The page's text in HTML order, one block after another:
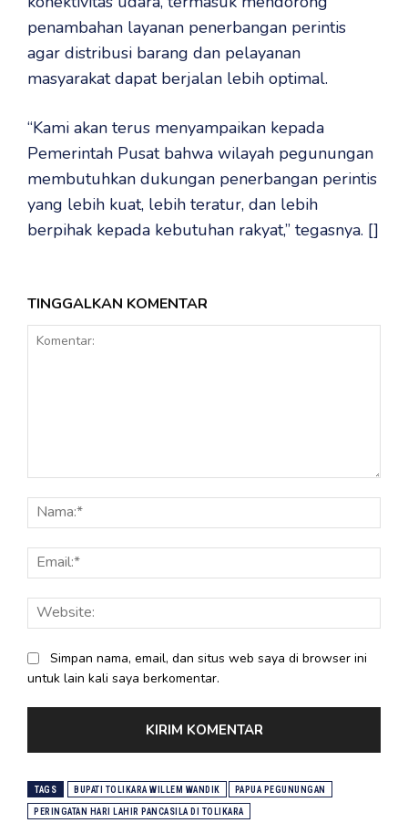
penambahan layanan penerbangan perintis
agar distribusi barang dan pelayanan
masyarakat dapat berjalan lebih optimal.
“Kami akan terus menyampaikan kepada
Pemerintah Pusat bahwa wilayah pegunungan
membutuhkan dukungan penerbangan perintis
yang lebih kuat, lebih teratur, dan lebih
berpihak kepada kebutuhan rakyat,” tegasnya. []
TINGGALKAN KOMENTAR
Simpan nama, email, dan situs web saya di browser ini
untuk lain kali saya berkomentar.
TAGS BUPATI TOLIKARA WILLEM WANDIK PAPUA PEGUNUNGAN
PERINGATAN HARI LAHIR PANCASILA DI TOLIKARA